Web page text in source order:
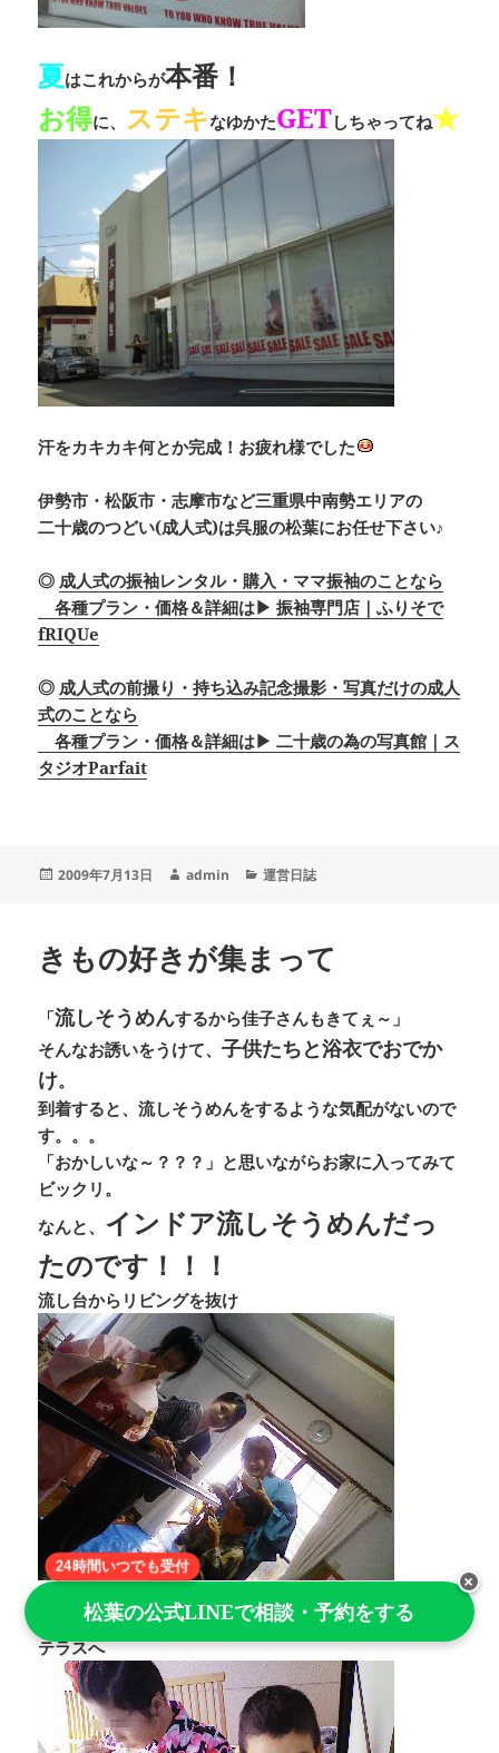
夏はこれからが本番！
お得に、 ステキなゆかたGETしちゃってね★
汗をカキカキ何とか完成！お疲れ様でした
伊勢市・松阪市・志摩市など三重県中南勢エリアの
二十歳のつどい(成人式)は呉服の松葉にお任せ下さい♪
◎ 成人式の振袖レンタル・購入・ママ振袖のことなら
各種プラン・価格＆詳細は▶ 振袖専門店｜ふりそで
fRIQUe
◎ 成人式の前撮り・持ち込み記念撮影・写真だけの成人
式のことなら
各種プラン・価格＆詳細は▶ 二十歳の為の写真館｜ス
タジオParfait
投
2009年7月13日
作
admin
カ
ー
運営日誌
きもの好きが集まって
「流しそうめんするから佳子さんもきてぇ～」
そんなお誘いをうけて、子供たちと浴衣でおでか
け。
到着すると、流しそうめんをするような気配がないので
す。。。
「おかしいな～？？？」と思いながらお家に入ってみて
ビックリ。
なんと、 インドア流しそうめんだっ
たのです！！！
流し台からリビングを抜け
テラスへ
24時間いつでも受付
松葉の公式LINEで相談・予約をする
×